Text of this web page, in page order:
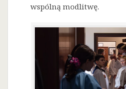
wspólną modlitwę.